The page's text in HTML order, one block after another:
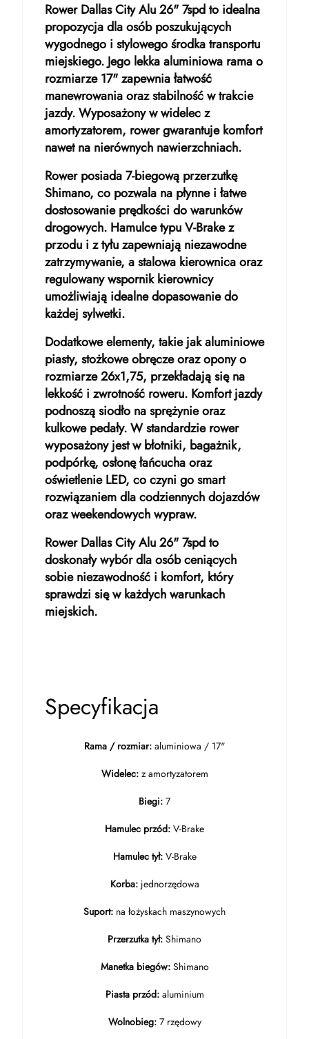
Rower Dallas City Alu 26" 7spd to idealna
propozycja dla osób poszukujących
wygodnego i stylowego środka transportu
miejskiego. Jego lekka aluminiowa rama o
rozmiarze 17" zapewnia łatwość
manewrowania oraz stabilność w trakcie
jazdy. Wyposażony w widelec z
amortyzatorem, rower gwarantuje komfort
nawet na nierównych nawierzchniach.
Rower posiada 7-biegową przerzutkę
Shimano, co pozwala na płynne i łatwe
dostosowanie prędkości do warunków
drogowych. Hamulce typu V-Brake z
przodu i z tyłu zapewniają niezawodne
zatrzymywanie, a stalowa kierownica oraz
regulowany wspornik kierownicy
umożliwiają idealne dopasowanie do
każdej sylwetki.
Dodatkowe elementy, takie jak aluminiowe
piasty, stożkowe obręcze oraz opony o
rozmiarze 26x1,75, przekładają się na
lekkość i zwrotność roweru. Komfort jazdy
podnoszą siodło na sprężynie oraz
kulkowe pedały. W standardzie rower
wyposażony jest w błotniki, bagażnik,
podpórkę, osłonę łańcucha oraz
oświetlenie LED, co czyni go smart
rozwiązaniem dla codziennych dojazdów
oraz weekendowych wypraw.
Rower Dallas City Alu 26" 7spd to
doskonały wybór dla osób ceniących
sobie niezawodność i komfort, który
sprawdzi się w każdych warunkach
miejskich.
Specyfikacja
Rama / rozmiar:aluminiowa / 17"
Widelec:z amortyzatorem
Biegi: 7
Hamulec przód: V-Brake
Hamulec tył:V-Brake
Korba:jednorzędowa
Suport: na łożyskach maszynowych
Przerzutka tył: Shimano
Manetka biegów:Shimano
Piasta przód:aluminium
Wolnobieg: 7 rzędowy